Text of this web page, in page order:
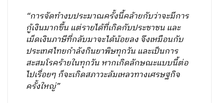
“การจัดทำงบประมาณครั้งนี้คล้ายกับว่าจะมีการ
กู้เงินมากขึ้น แต่รายได้ที่เกิดกับประชาชน และ
เม็ดเงินภาษีที่กลับมาจะได้น้อยลง จึงเหมือนกับ
ประเทศไทยกำลังกินยาพิษทุกวัน และเป็นการ
สะสมโรคร้ายในทุกวัน หากเกิดลักษณะแบบนี้ต่อ
ไปเรื่อยๆ ก็จะเกิดสภาวะล้มเหลวทางเศรษฐกิจ
ครั้งใหญ่”